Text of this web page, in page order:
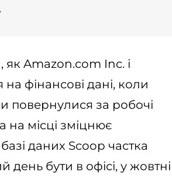
як Amazon.com Inc. і
фінансові дані, коли
повернулися за робочі
на місці зміцнює
даних Scoop частка
бути в офісі, у жовтні